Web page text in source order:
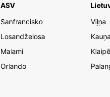
ASV
Sanfrancisko
Losandželosa
Maiami
Orlando
Viļņa
Kauņa